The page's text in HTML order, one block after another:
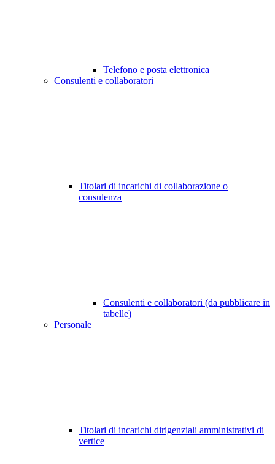
Telefono e posta elettronica
Consulenti e collaboratori
Titolari di incarichi di collaborazione o
consulenza
Consulenti e collaboratori (da pubblicare in
tabelle)
Personale
Titolari di incarichi dirigenziali amministrativi di
vertice